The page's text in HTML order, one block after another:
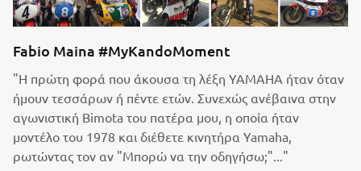
Fabio Maina #MyKandoMoment
"Η πρώτη φορά που άκουσα τη λέξη YAMAHA ήταν όταν
ήμουν τεσσάρων ή πέντε ετών. Συνεχώς ανέβαινα στην
αγωνιστική Bimota του πατέρα μου, η οποία ήταν
μοντέλο του 1978 και διέθετε κινητήρα Yamaha,
ρωτώντας τον αν "Μπορώ να την οδηγήσω;"..."